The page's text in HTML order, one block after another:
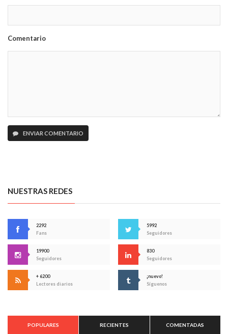
Comentario
ENVIAR COMENTARIO
NUESTRAS REDES
2292
Fans
5992
Seguidores
19900
Seguidores
830
Seguidores
+ 6200
Lectores diarios
¡nuevo!
Síguenos
POPULARES RECIENTES COMENTADAS